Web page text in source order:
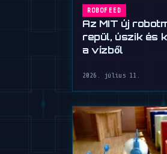
ROBOFEED
Az MIT új
repül, úszik és
a vízből
2026. július 11.